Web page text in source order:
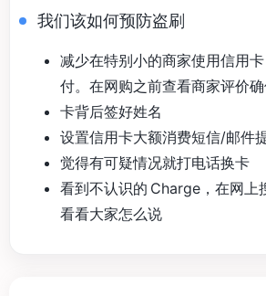
我们该如何预防盗刷
减少在特别小的商家使用信用
付。在网购之前查看商家评价
卡背后签好姓名
设置信用卡大额消费短信/邮件
觉得有可疑情况就打电话换卡
看到不认识的 Charge，在网上
看看大家怎么说